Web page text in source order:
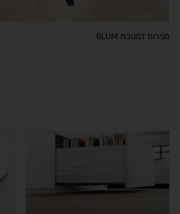
מגירות למטבח BLUM